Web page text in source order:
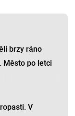
brzy ráno
Město po letci
V